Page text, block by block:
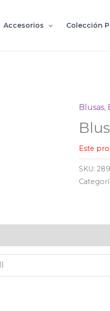
Accesorios Colección
Blusas,
Este
SKU: